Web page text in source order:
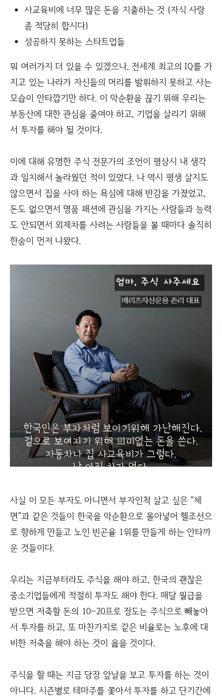
사교육비에 너무 많은 돈을 지출하는 것 (자식 사랑
좀 적당히 합시다)
성공하지 못하는 스타트업들
뭐 여러가지 더 있을 수 있겠으나, 전세계 최고의 IQ를 가
지고 있는 나라가 자신들의 머리를 발휘하지 못하고 사는
모습이 안타깝기만 하다. 이 악순환을 끊기 위해 우리는
부동산에 대한 관심을 줄여야 하고, 기업을 살리기 위해
서 투자를 해야 될 것이다.
이에 대해 유명한 주식 전문가의 조언이 평상시 내 생각
과 일치해서 놀라웠던 적이 있었다. 나 역시 평생 살지도
않으면서 집을 사야 하는 욕심에 대해 반감을 가졌었고,
돈도 없으면서 명품 패션에 관심을 가지는 사람들과 능력
도 안되면서 외제차를 사려는 사람들을 볼 때마다 솔직히
한숨이 먼저 나왔다.
사실 이 모든 부자도 아니면서 부자인척 살고 싶은 "체
면"과 같은 것들이 한국을 악순환으로 몰아넣어 헬조선으
로 향하게 만들고 노인 빈곤율 1위를 만들게 하는 안타까
운 것들이다.
우리는 지금부터라도 주식을 해야 하고, 한국의 괜찮은
중소기업들에게 적절히 투자도 해야 한다. 매달 월급을
받으면 저축할 돈의 10~20프로 정도는 주식으로 빼놓아
서 투자를 하고, 또 마찬가지로 같은 비율로는 노후에 대
비한 저축을 해야 하는 것이 옳을 것이다.
주식을 할 때는 지금 당장 앞날을 보고 투자를 하는 것이
아니다. 시즌별로 테마주를 쫓아서 투자를 하고 단기간에